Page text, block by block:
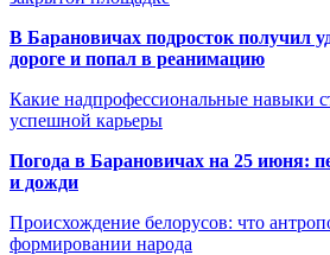
В Барановичах подросток получил
дороге и попал в реанимацию
Какие надпрофессиональные навыки
успешной карьеры
Погода в Барановичах на 25 июня:
и дожди
Происхождение белорусов: что
формировании народа